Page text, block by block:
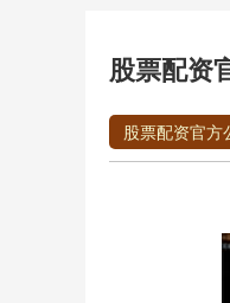
股票配资
股票配资官方